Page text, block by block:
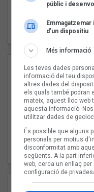
Pep Álvarez
94
públic i
d’un dispositiu
Més informació
Les teves dades
informació del teu
altres dades del
els quals també podran
mateix, aquest lloc web
aquesta informació.
utilitzar dades de
És possible que alguns
personals per motius
disconformitat amb
següents. A la part
web, cerca un enllaç
configuració de